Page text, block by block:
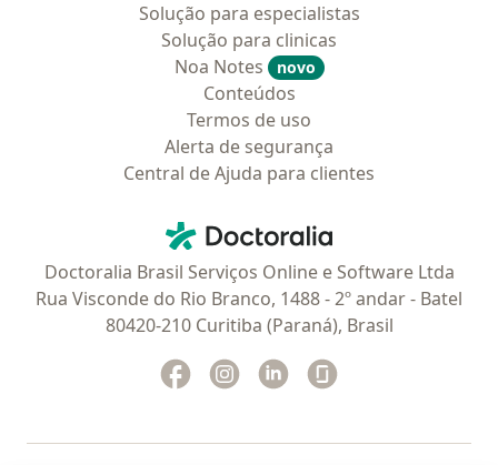
Solução para especialistas
Solução para clinicas
Noa Notes
novo
Conteúdos
Termos de uso
Alerta de segurança
Central de Ajuda para clientes
Doctoralia - Homepage
Doctoralia Brasil Serviços Online e Software Ltda
Rua Visconde do Rio Branco, 1488 - 2º andar - Batel
80420-210 Curitiba (Paraná), Brasil
Facebook
abre num novo separador
Instagram
abre num novo separador
Linkedin
abre num novo